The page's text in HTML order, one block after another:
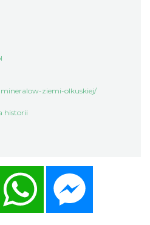
ziemi-olkuskiej/
historii
Twitter